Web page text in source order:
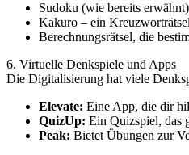
Sudoku (wie bereits erwähnt)
Kakuro – ein
Berechnungsrätsel, die
6. Virtuelle Denkspiele und Apps
Die Digitalisierung hat viele
Elevate: Eine App, die dir
QuizUp: Ein Quizspiel, das
Peak: Bietet Übungen zur